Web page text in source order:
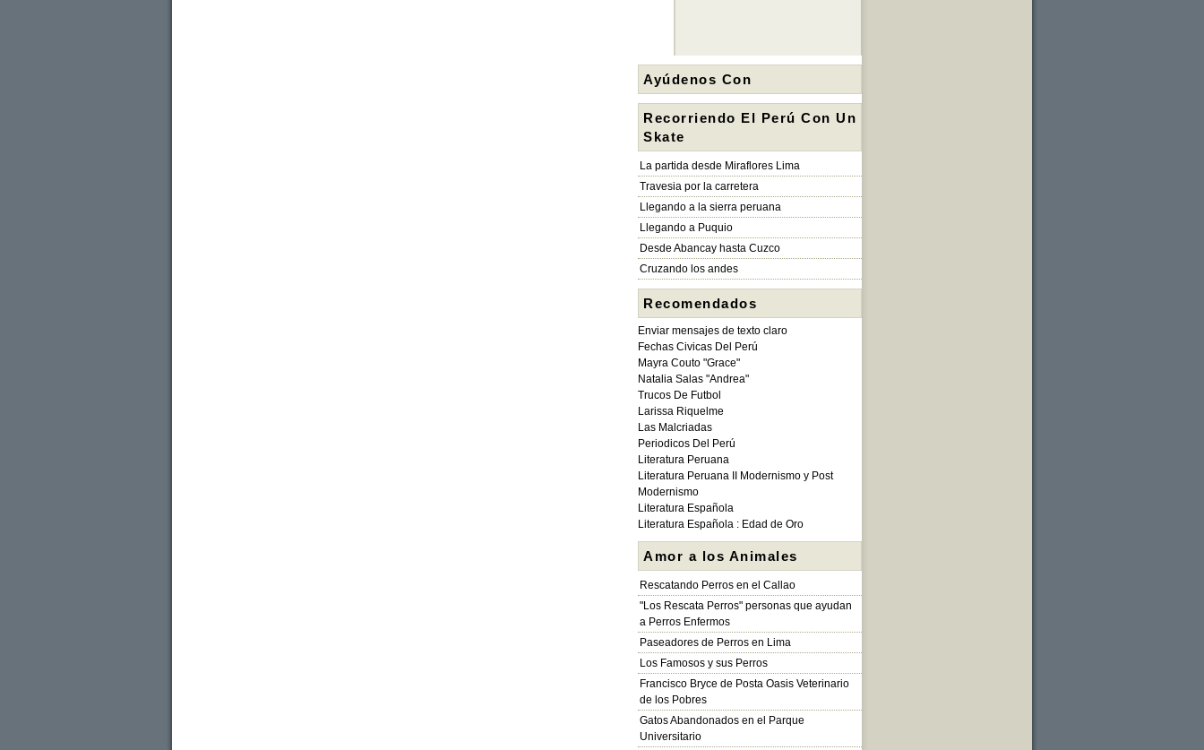
Ayúdenos Con
Recorriendo El Perú Con Un
Skate
La partida desde Miraflores Lima
Travesia por la carretera
Llegando a la sierra peruana
Llegando a Puquio
Desde Abancay hasta Cuzco
Cruzando los andes
Recomendados
Enviar mensajes de texto claro
Fechas Civicas Del Perú
Mayra Couto "Grace"
Natalia Salas "Andrea"
Trucos De Futbol
Larissa Riquelme
Las Malcriadas
Periodicos Del Perú
Literatura Peruana
Literatura Peruana II Modernismo y Post
Modernismo
Literatura Española
Literatura Española : Edad de Oro
Amor a los Animales
Rescatando Perros en el Callao
"Los Rescata Perros" personas que ayudan
a Perros Enfermos
Paseadores de Perros en Lima
Los Famosos y sus Perros
Francisco Bryce de Posta Oasis Veterinario
de los Pobres
Gatos Abandonados en el Parque
Universitario